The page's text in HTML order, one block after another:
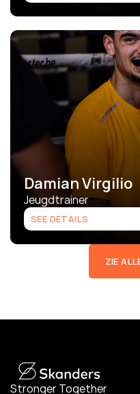
Damian Virgilio
Jeugdtrainer
SEE DETAILS
ZIE
Stronger Together